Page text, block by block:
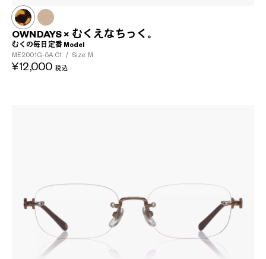
OWNDAYS × むくえなちっく。
むくの毎日定番 Model
ME2001G-5A C1 / Size: M
¥12,000 税込